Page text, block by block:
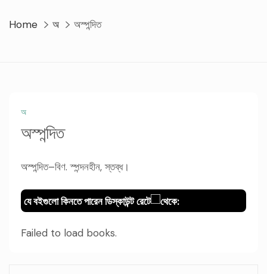
Home অ অস্পন্দিত
অ
অস্পন্দিত
অস্পন্দিত–বিণ. স্পন্দনহীন, স্তব্ধ।
যে বইগুলো কিনতে পারেন ডিস্কাউন্ট রেটে থেকে:
Failed to load books.